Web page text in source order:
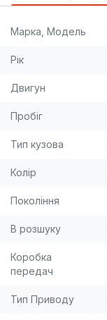
Марка, Модель
Рік
Двигун
Пробіг
Тип кузова
Колір
Покоління
В розшуку
Коробка
передач
Тип Приводу